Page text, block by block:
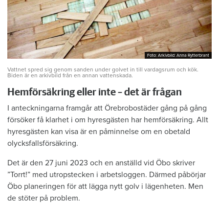
Foto: Arkivbild: Anna Rytterbrant
Foto: Arkivbild: Anna Rytterbrant
Vattnet spred sig genom sanden under golvet in till vardagsrum och kök.
Biden är en arkivbild från en annan vattenskada.
Hemförsäkring eller inte – det är frågan
I anteckningarna framgår att Örebrobostäder gång på gång
försöker få klarhet i om hyresgästen har hemförsäkring. Allt
hyresgästen kan visa är en påminnelse om en obetald
olycksfallsförsäkring.
Det är den 27 juni 2023 och en anställd vid Öbo skriver
”Torrt!” med utropstecken i arbetsloggen. Därmed påbörjar
Öbo planeringen för att lägga nytt golv i lägenheten. Men
de stöter på problem.